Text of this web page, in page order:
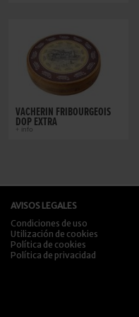
VACHERIN FRIBOURGEOIS
DOP EXTRA
+ info
AVISOS LEGALES
Condiciones de uso
Utilización de cookies
Política de cookies
Política de privacidad